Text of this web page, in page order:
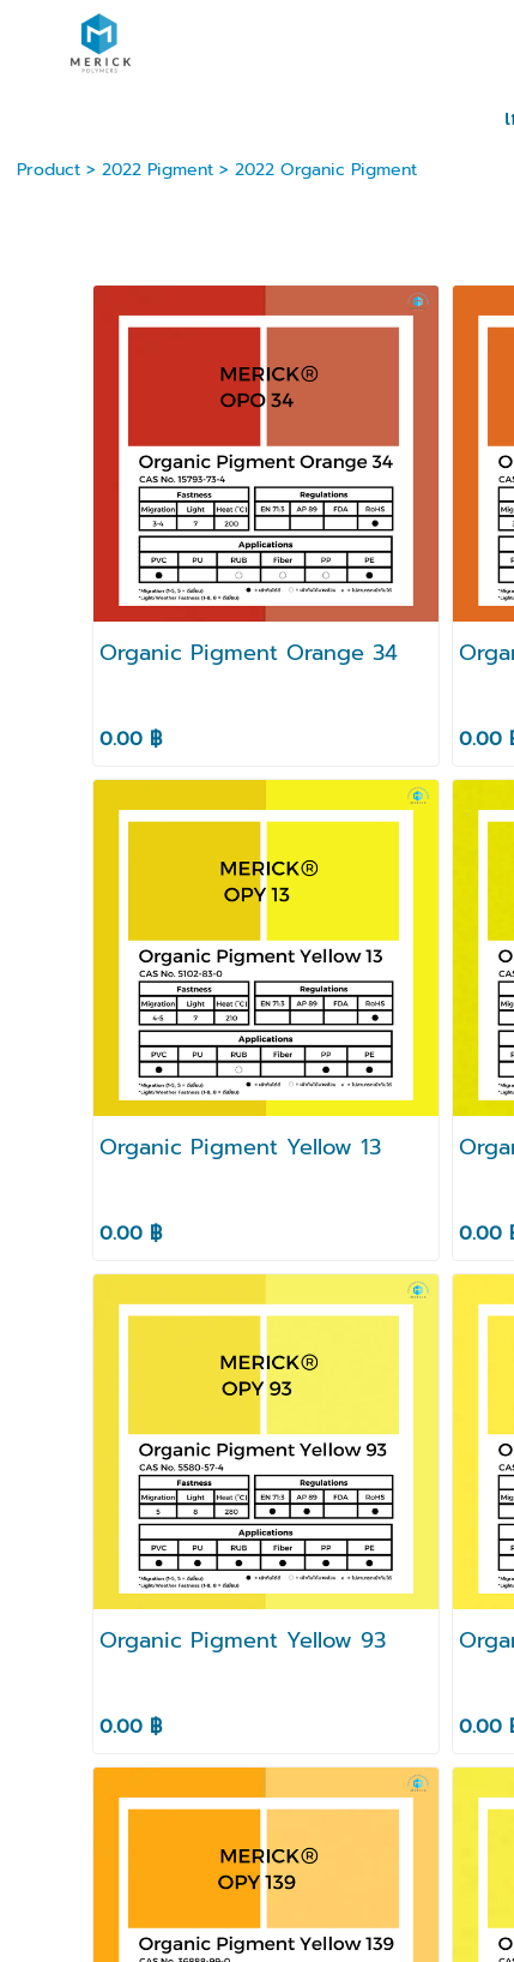
Product> 2022 Pigment> 2022 Organic Pigment
Organic Pigment Orange 34
0.00 ฿ 0.00
Organic Pigment Yellow 13
0.00 ฿ 0.00
Organic Pigment Yellow 93
0.00 ฿ 0.00